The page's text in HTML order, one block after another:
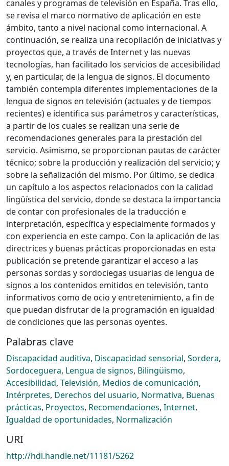
canales y programas de televisión en España. Tras ello,
se revisa el marco normativo de aplicación en este
ámbito, tanto a nivel nacional como internacional. A
continuación, se realiza una recopilación de iniciativas y
proyectos que, a través de Internet y las nuevas
tecnologías, han facilitado los servicios de accesibilidad
y, en particular, de la lengua de signos. El documento
también contempla diferentes implementaciones de la
lengua de signos en televisión (actuales y de tiempos
recientes) e identifica sus parámetros y características,
a partir de los cuales se realizan una serie de
recomendaciones generales para la prestación del
servicio. Asimismo, se proporcionan pautas de carácter
técnico; sobre la producción y realización del servicio; y
sobre la señalización del mismo. Por último, se dedica
un capítulo a los aspectos relacionados con la calidad
lingüística del servicio, donde se destaca la importancia
de contar con profesionales de la traducción e
interpretación, específica y especialmente formados y
con experiencia en este campo. Con la aplicación de las
directrices y buenas prácticas proporcionadas en esta
publicación se pretende garantizar el acceso a las
personas sordas y sordociegas usuarias de lengua de
signos a los contenidos emitidos en televisión, tanto
informativos como de ocio y entretenimiento, a fin de
que puedan disfrutar de la programación en igualdad
de condiciones que las personas oyentes.
Palabras clave
Discapacidad auditiva, Discapacidad sensorial, Sordera,
Sordoceguera, Lengua de signos, Bilingüismo,
Accesibilidad, Televisión, Medios de comunicación,
Intérpretes, Derechos del usuario, Normativa, Buenas
prácticas, Proyectos, Recomendaciones, Internet,
Igualdad de oportunidades, Normalización
URI
http://hdl.handle.net/11181/5262